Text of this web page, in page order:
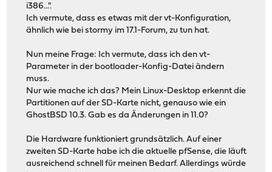
i386...".
Ich vermute, dass es etwas mit der vt-Konfiguration,
ähnlich wie bei stormy im 17.1-Forum, zu tun hat.
Nun meine Frage: Ich vermute, dass ich den vt-
Parameter in der bootloader-Konfig-Datei ändern
muss.
Nur wie mache ich das? Mein Linux-Desktop erkennt die
Partitionen auf der SD-Karte nicht, genauso wie ein
GhostBSD 10.3. Gab es da Änderungen in 11.0?
Die Hardware funktioniert grundsätzlich. Auf einer
zweiten SD-Karte habe ich die aktuelle pfSense, die läuft
ausreichend schnell für meinen Bedarf. Allerdings würde